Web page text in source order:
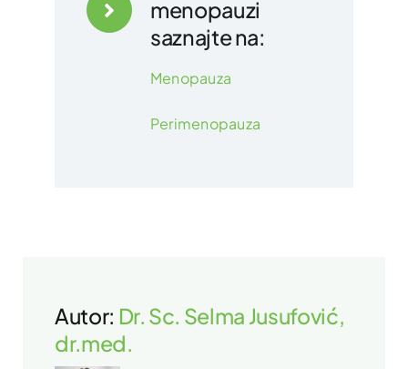
menopauzi
saznajte na:
Menopauza
Perimenopauza
Autor: Dr. Sc. Selma Jusufović,
dr.med.